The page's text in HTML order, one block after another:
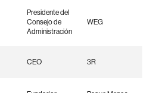
Presidente del
Consejo de
Administración
WEG
CEO 3R